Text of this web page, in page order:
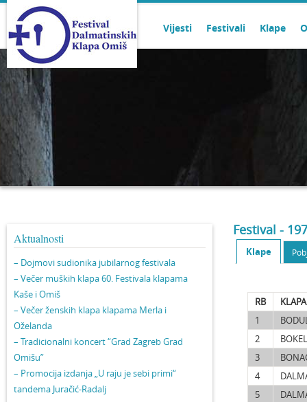
Vijesti Festivali Klape
Aktualnosti
– Dojmovi sudionika jubilarnog festivala
– Večer muških klapa 60. Festivala klapama
Kaše i Omiš
– Večer ženskih klapa klapama Merla i
Oželanda
– Tradicionalni koncert “Grad Zagreb Grad
Omišu”
– Promocija izdanja „U raju je sebi primi“
tandema Juračić-Radalj
Festival -
Klape
RB
KLAPA
1
2
3
4
5